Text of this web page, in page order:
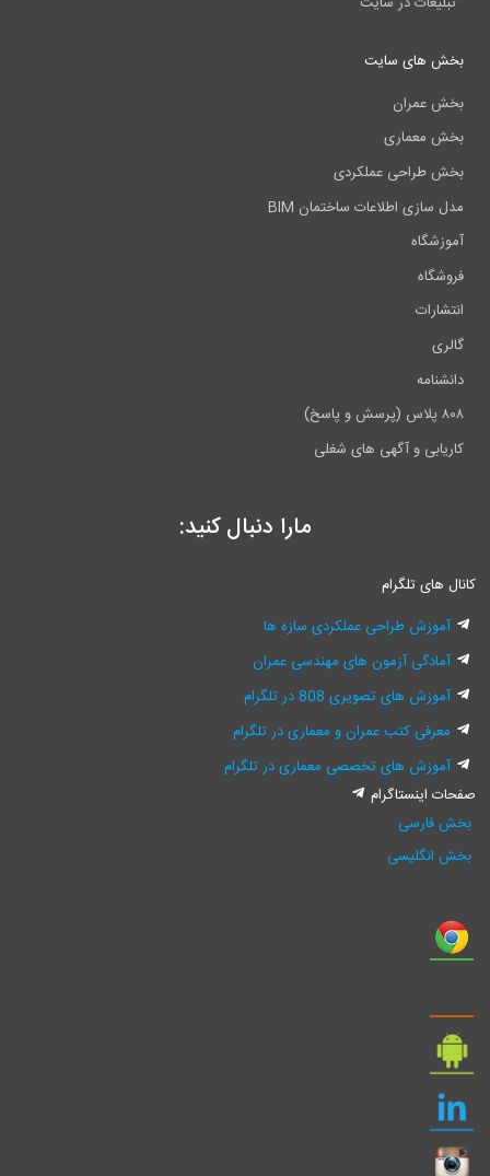
بخش های سایت
بخش عمران
بخش معماری
بخش طراحی عملکردی
مدل سازی اطلاعات ساختمان BIM
آموزشگاه
فروشگاه
انتشارات
گالری
دانشنامه
۸۰۸ پلاس (پرسش و پاسخ)
کاریابی و آگهی های شغلی
مارا دنبال کنید:
کانال های تلگرام
آموزش طراحی عملکردی سازه ها
آمادگی آزمون های مهندسی عمران
آموزش های تصویری 808 در تلگرام
معرفی کتب عمران و معماری در تلگرام
آموزش های تخصصی معماری در تلگرام
صفحات اینستاگرام
بخش فارسی
بخش انگلیسی